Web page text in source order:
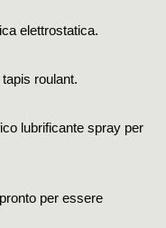
elettrostatica.
roulant.
lubrificante spray per
per essere